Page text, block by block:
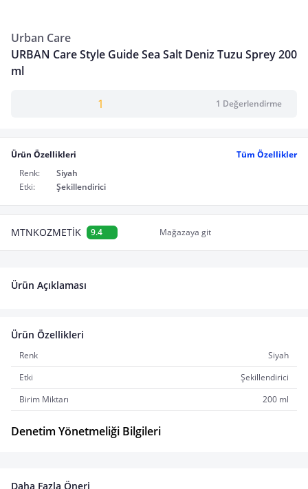
Urban Care
URBAN Care Style Guide Sea Salt Deniz Tuzu Sprey 200
ml
1 1 Değerlendirme
Ürün Özellikleri
Tüm Özellikler
Renk:
Siyah
Etki:
Şekillendirici
MTNKOZMETİK 9.4 Mağazaya git
Ürün Açıklaması
Ürün Özellikleri
Renk
Siyah
Etki
Şekillendirici
Birim Miktarı
200 ml
Denetim Yönetmeliği Bilgileri
Daha Fazla Öneri